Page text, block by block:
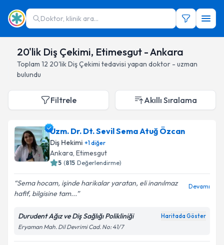
Doktor, klinik ara...
20'lik Diş Çekimi, Etimesgut - Ankara
Toplam 12 20'lik Diş Çekimi tedavisi yapan doktor - uzman
bulundu
Filtrele Akıllı Sıralama
Uzm. Dr. Dt. Sevil Sema Atuğ Özcan
Diş Hekimi +1diğer
Ankara, Etimesgut
5 (815 Değerlendirme)
Sema hocam, işinde harikalar yaratan, eli inanılmaz
hafif, bilgisine tam...
Devamı
Durudent Ağız ve Diş Sağlığı Polikliniği Haritada Göster
Eryaman Mah. Dil Devrimi Cad. No: 41/7